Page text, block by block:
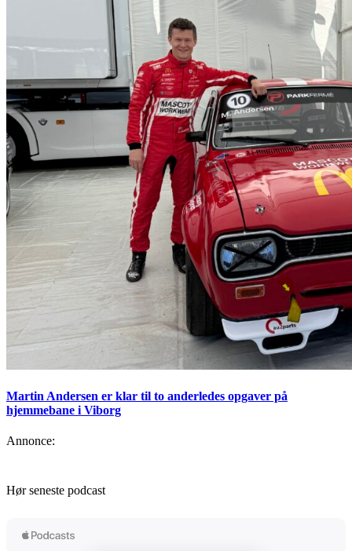
Martin Andersen er klar til to anderledes opgaver på
hjemmebane i Viborg
Annonce:
Hør seneste podcast